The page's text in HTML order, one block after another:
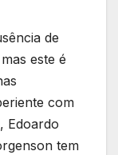
de
este é
com
Edoardo
tem